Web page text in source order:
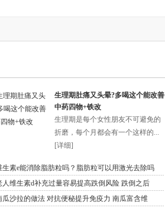
生理期肚痛又头晕?多喝这个能改善
中药四物+铁改
生理期是每个女性朋友不可避免的
折磨，每个月都会有一个这样的...
[详细]
生素e能消除脂肪粒吗？脂肪粒可以用激光去除吗
人维生素d补充过量容易提高跌倒风险 跌倒之后
瓜沙拉的做法 对抗便秘提升免疫力 南瓜富含维